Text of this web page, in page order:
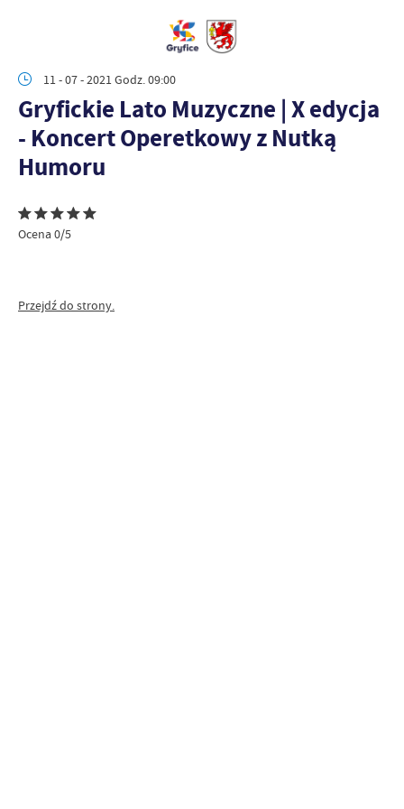
11 - 07 - 2021 Godz. 09:00
Gryfickie Lato Muzyczne | X edycja
- Koncert Operetkowy z Nutką
Humoru
Ocena 0/5
Przejdź do strony.